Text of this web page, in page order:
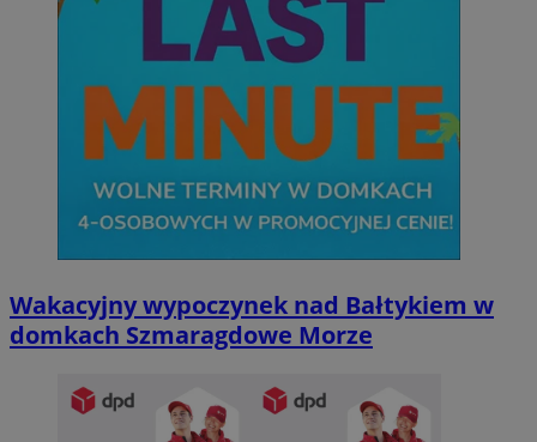
Wakacyjny wypoczynek nad Bałtykiem w
domkach Szmaragdowe Morze